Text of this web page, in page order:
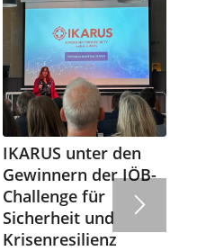
IKARUS unter den
Gewinnern der IÖB-
Challenge für
Sicherheit und
Krisenresilienz